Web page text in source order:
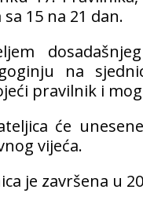
sa 15 na 21 dan.
na
pravilnik i
će
vijeća.
je završena u